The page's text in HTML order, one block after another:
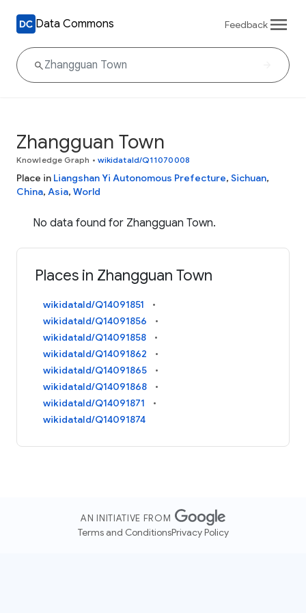
Data Commons Feedback
Zhangguan Town
Knowledge Graph • wikidataId/Q11070008
Place in Liangshan Yi Autonomous Prefecture, Sichuan,
China, Asia, World
No data found for Zhangguan Town.
Places in Zhangguan Town
wikidataId/Q14091851
wikidataId/Q14091856
wikidataId/Q14091858
wikidataId/Q14091862
wikidataId/Q14091865
wikidataId/Q14091868
wikidataId/Q14091871
wikidataId/Q14091874
AN INITIATIVE FROM
Terms and ConditionsPrivacy Policy